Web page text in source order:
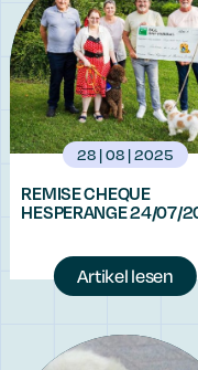
28 | 08 | 2025
REMISE CHEQUE
HESPERANGE 24/07/
Artikel lesen